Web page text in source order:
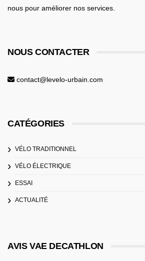
nous pour améliorer nos services.
NOUS CONTACTER
contact@levelo-urbain.com
CATÉGORIES
VÉLO TRADITIONNEL
VÉLO ÉLECTRIQUE
ESSAI
ACTUALITÉ
AVIS VAE DECATHLON